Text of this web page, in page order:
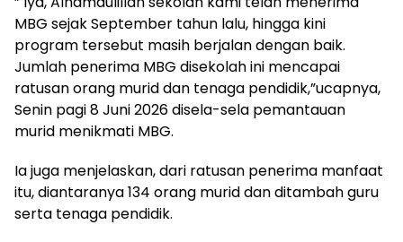
MBG sejak September tahun lalu, hingga kini
program tersebut masih berjalan dengan baik.
Jumlah penerima MBG disekolah ini mencapai
ratusan orang murid dan tenaga pendidik,”ucapnya,
Senin pagi 8 Juni 2026 disela-sela pemantauan
murid menikmati MBG.
Ia juga menjelaskan, dari ratusan penerima manfaat
itu, diantaranya 134 orang murid dan ditambah guru
serta tenaga pendidik.